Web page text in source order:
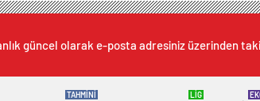
güncel olarak e-posta adresiniz üzerinden
TAHMİNİ LİG